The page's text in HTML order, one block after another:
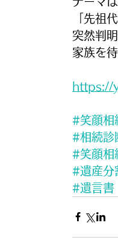
「先祖
突然判
家族を
https://
#笑顔相
#相続診
#笑顔相
#遺産分
#遺言書